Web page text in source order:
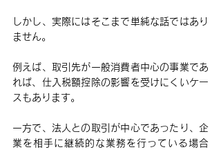
しかし、実際にはそこまで単純な話ではあり
ません。
例えば、取引先が一般消費者中心の事業であ
れば、仕入税額控除の影響を受けにくいケー
スもあります。
一方で、法人との取引が中心であったり、企
業を相手に継続的な業務を行っている場合